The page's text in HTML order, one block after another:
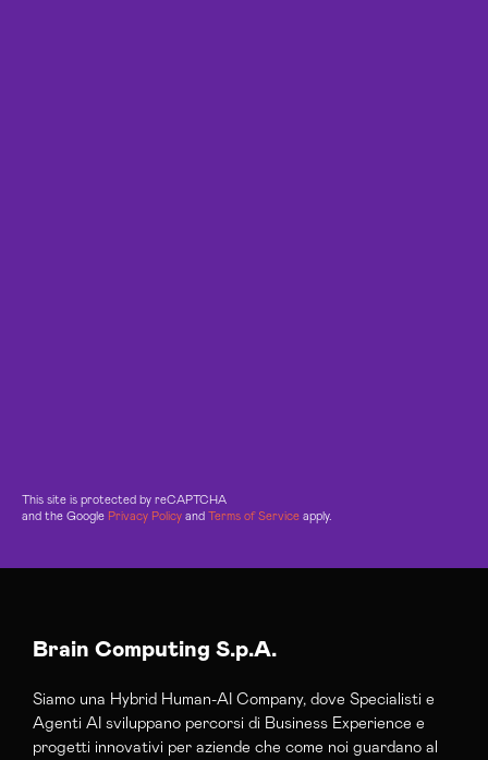
This site is protected by reCAPTCHA
and the Google Privacy Policy and Terms of Service apply.
Brain Computing S.p.A.
Siamo una Hybrid Human-AI Company, dove Specialisti e
Agenti AI sviluppano percorsi di Business Experience e
progetti innovativi per aziende che come noi guardano al